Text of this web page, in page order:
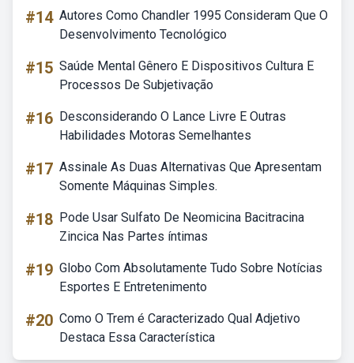
#14 Autores Como Chandler 1995 Consideram Que O
Desenvolvimento Tecnológico
#15 Saúde Mental Gênero E Dispositivos Cultura E
Processos De Subjetivação
#16 Desconsiderando O Lance Livre E Outras
Habilidades Motoras Semelhantes
#17 Assinale As Duas Alternativas Que Apresentam
Somente Máquinas Simples.
#18 Pode Usar Sulfato De Neomicina Bacitracina
Zincica Nas Partes íntimas
#19 Globo Com Absolutamente Tudo Sobre Notícias
Esportes E Entretenimento
#20 Como O Trem é Caracterizado Qual Adjetivo
Destaca Essa Característica